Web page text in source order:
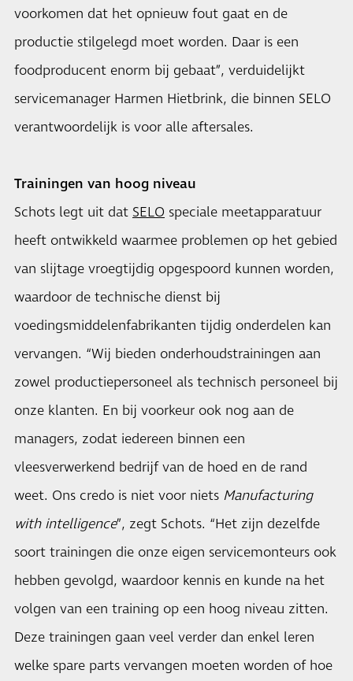
voorkomen dat het opnieuw fout gaat en de
productie stilgelegd moet worden. Daar is een
foodproducent enorm bij gebaat”, verduidelijkt
servicemanager Harmen Hietbrink, die binnen SELO
verantwoordelijk is voor alle aftersales.
Trainingen van hoog niveau
Schots legt uit dat SELO speciale meetapparatuur
heeft ontwikkeld waarmee problemen op het gebied
van slijtage vroegtijdig opgespoord kunnen worden,
waardoor de technische dienst bij
voedingsmiddelenfabrikanten tijdig onderdelen kan
vervangen. “Wij bieden onderhoudstrainingen aan
zowel productiepersoneel als technisch personeel bij
onze klanten. En bij voorkeur ook nog aan de
managers, zodat iedereen binnen een
vleesverwerkend bedrijf van de hoed en de rand
weet. Ons credo is niet voor niets Manufacturing
with intelligence”, zegt Schots. “Het zijn dezelfde
soort trainingen die onze eigen servicemonteurs ook
hebben gevolgd, waardoor kennis en kunde na het
volgen van een training op een hoog niveau zitten.
Deze trainingen gaan veel verder dan enkel leren
welke spare parts vervangen moeten worden of hoe